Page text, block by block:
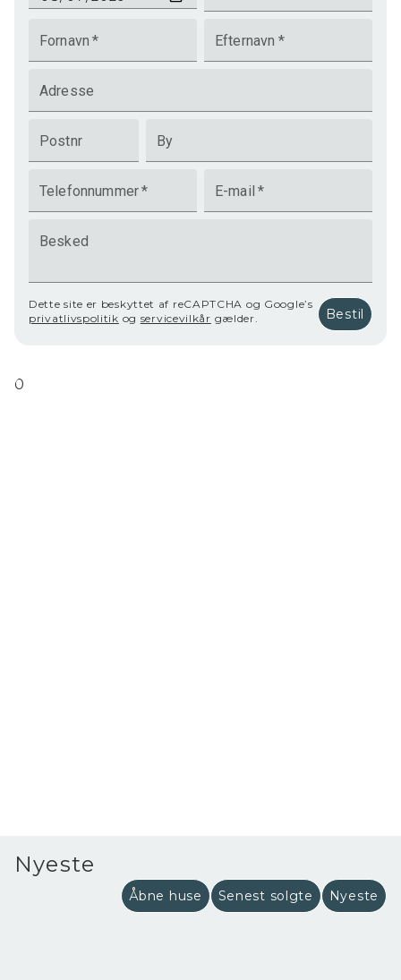
Fornavn * Efternavn *
Adresse
Postnr By
Telefonnummer* E-mail *
Besked
Dette site er beskyttet af reCAPTCHA og Google’s
privatlivspolitik og servicevilkår gælder. Bestil
0
Nyeste
Åbne huse Senest solgte Nyeste